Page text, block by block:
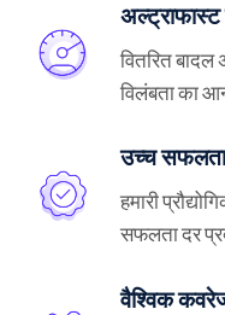
अल्ट्राफास्ट
वितरित
विलंबता का
उच्च
हमारी
सफलता दर
वैश्विक